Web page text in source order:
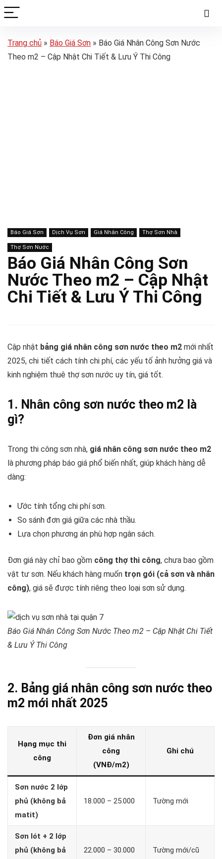
Trang chủ » Báo Giá Sơn » Báo Giá Nhân Công Sơn Nước
Theo m2 – Cập Nhật Chi Tiết & Lưu Ý Thi Công
Báo Giá Sơn Dịch Vụ Sơn Giá Nhân Công Thợ Sơn Nhà
Thợ Sơn Nước
Báo Giá Nhân Công Sơn
Nước Theo m2 – Cập Nhật
Chi Tiết & Lưu Ý Thi Công
Cập nhật bảng giá nhân công sơn nước theo m2 mới nhất
2025, chi tiết cách tính chi phí, các yếu tố ảnh hưởng giá và
kinh nghiệm thuê thợ sơn nước uy tín, giá tốt.
1. Nhân công sơn nước theo m2 là
gì?
Trong thi công sơn nhà, giá nhân công sơn nước theo m2
là phương pháp báo giá phổ biến nhất, giúp khách hàng dễ
dàng:
Ước tính tổng chi phí sơn.
So sánh đơn giá giữa các nhà thầu.
Lựa chọn phương án phù hợp ngân sách.
Đơn giá này chỉ bao gồm công thợ thi công, chưa bao gồm
vật tư sơn. Nếu khách hàng muốn trọn gói (cả sơn và nhân
công), giá sẽ được tính riêng theo loại sơn sử dụng.
Báo Giá Nhân Công Sơn Nước Theo m2 – Cập Nhật Chi Tiết
& Lưu Ý Thi Công
2. Bảng giá nhân công sơn nước theo
m2 mới nhất 2025
Hạng mục thi
công
Đơn giá nhân
công
(VNĐ/m2)
Ghi chú
Sơn nước 2 lớp
phủ (không bả
matit)
18.000 – 25.000 Tường mới
Sơn lót + 2 lớp
phủ (không bả
22.000 – 30.000 Tường mới/cũ